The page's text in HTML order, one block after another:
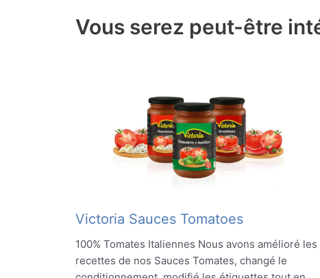
Vous serez peut-être
Victoria Sauces Tomatoes
100% Tomates Italiennes Nous avons amélioré les
recettes de nos Sauces Tomates, changé le